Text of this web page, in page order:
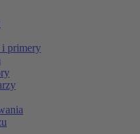
i primery